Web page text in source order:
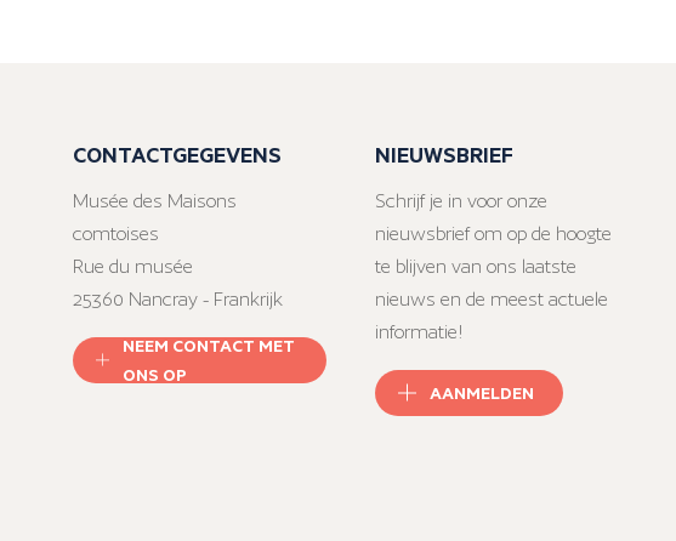
CONTACTGEGEVENS
Musée des Maisons
comtoises
Rue du musée
25360 Nancray - Frankrijk
NEEM CONTACT MET
ONS OP
NIEUWSBRIEF
Schrijf je in voor onze
nieuwsbrief om op de hoogte
te blijven van ons laatste
nieuws en de meest actuele
informatie!
AANMELDEN